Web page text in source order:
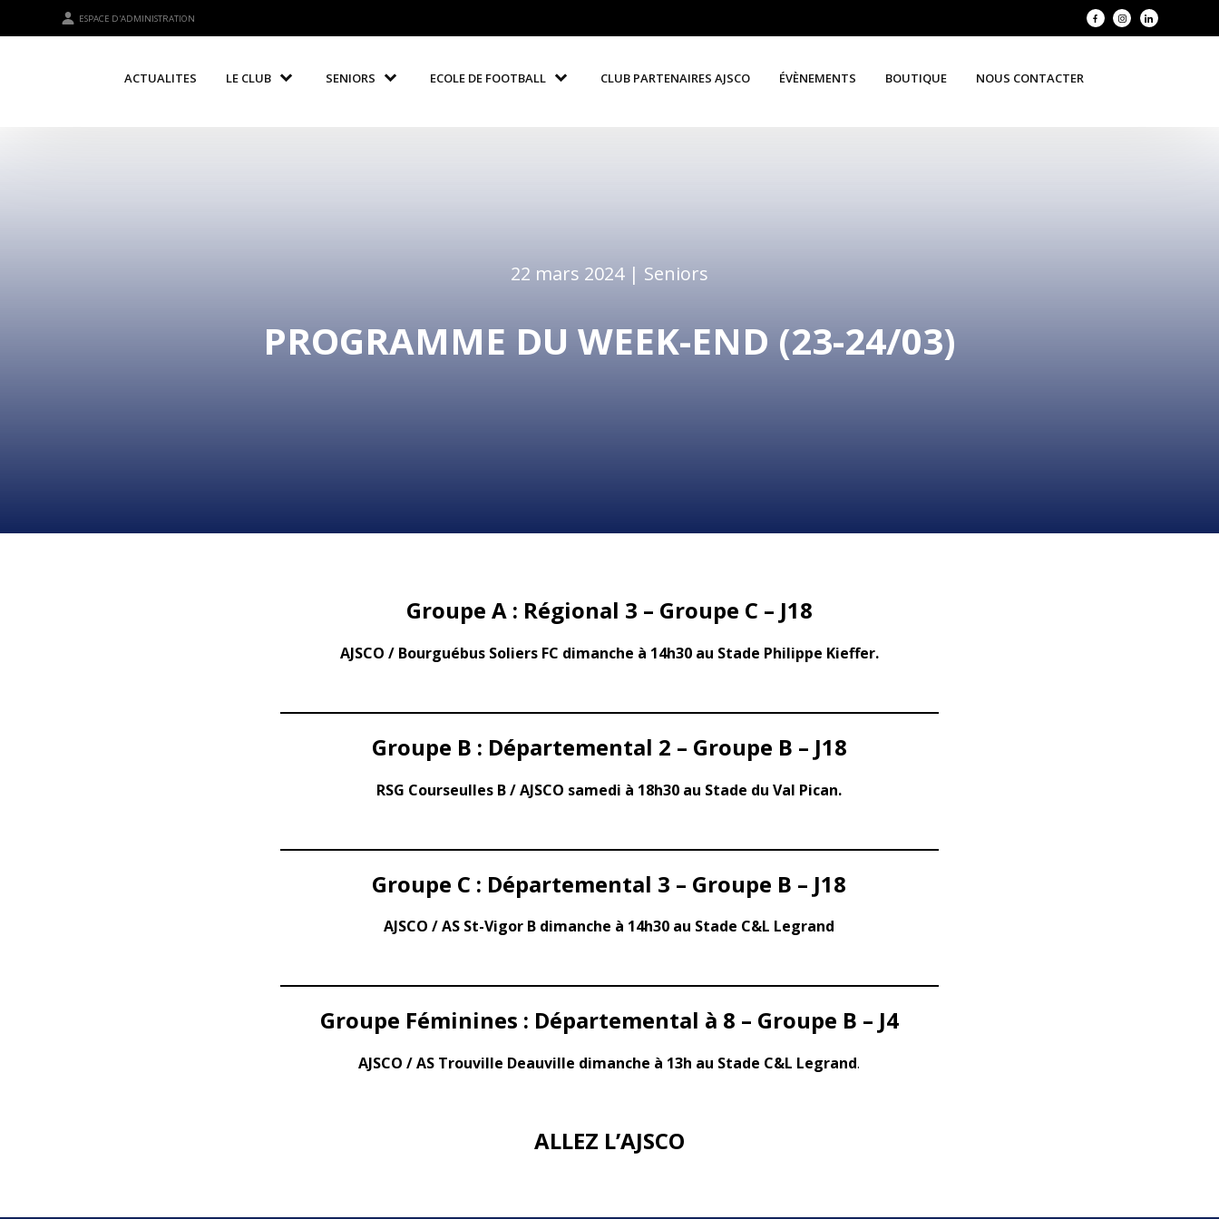
ESPACE D'ADMINISTRATION
ACTUALITES LE CLUB SENIORS ECOLE DE FOOTBALL CLUB PARTENAIRES AJSCO ÉVÈNEMENTS BOUTIQUE NOUS CONTACTER
22 mars 2024 | Seniors
PROGRAMME DU WEEK-END (23-24/03)
Groupe A : Régional 3 – Groupe C – J18
AJSCO / Bourguébus Soliers FC dimanche à 14h30 au Stade Philippe Kieffer.
Groupe B : Départemental 2 – Groupe B – J18
RSG Courseulles B / AJSCO samedi à 18h30 au Stade du Val Pican.
Groupe C : Départemental 3 – Groupe B – J18
AJSCO / AS St-Vigor B dimanche à 14h30 au Stade C&L Legrand
Groupe Féminines : Départemental à 8 – Groupe B – J4
AJSCO / AS Trouville Deauville dimanche à 13h au Stade C&L Legrand.
ALLEZ L’AJSCO